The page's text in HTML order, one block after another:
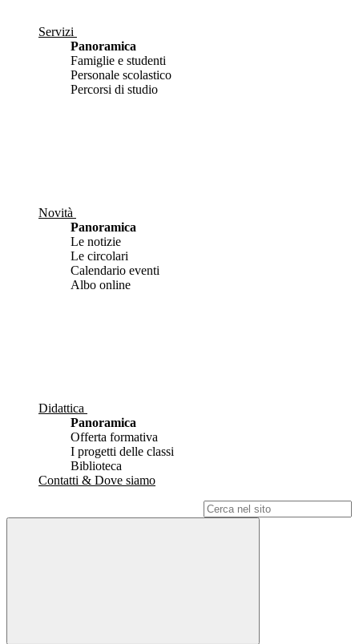
Servizi
Panoramica
Famiglie e studenti
Personale scolastico
Percorsi di studio
Novità
Panoramica
Le notizie
Le circolari
Calendario eventi
Albo online
Didattica
Panoramica
Offerta formativa
I progetti delle classi
Biblioteca
Contatti & Dove siamo